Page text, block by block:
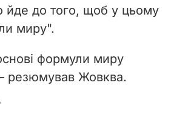
йде до того, щоб у цьому
миру".
формули миру
– резюмував Жовква.